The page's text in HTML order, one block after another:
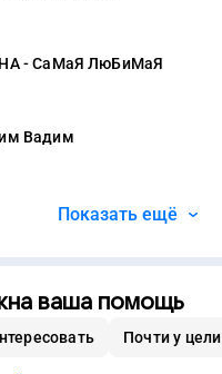
- СаМаЯ ЛюБиМаЯ
Вадим
Показать ещё
ваша помощь
Почти у цели